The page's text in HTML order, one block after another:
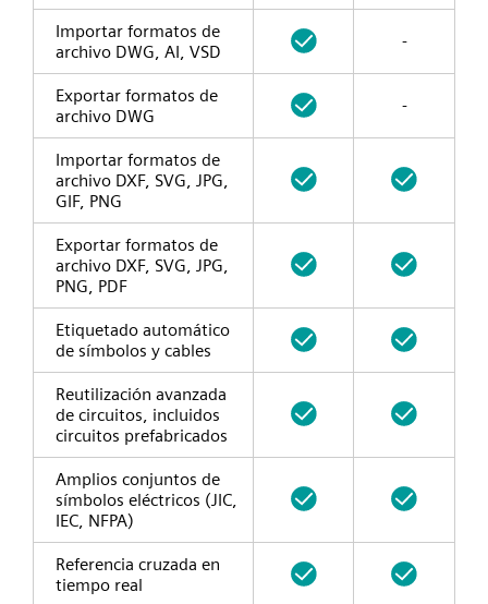
Importar formatos de
archivo DWG, AI, VSD
-
Exportar formatos de
archivo DWG
-
Importar formatos de
archivo DXF, SVG, JPG,
GIF, PNG
Exportar formatos de
archivo DXF, SVG, JPG,
PNG, PDF
Etiquetado automático
de símbolos y cables
Reutilización avanzada
de circuitos, incluidos
circuitos prefabricados
Amplios conjuntos de
símbolos eléctricos (JIC,
IEC, NFPA)
Referencia cruzada en
tiempo real